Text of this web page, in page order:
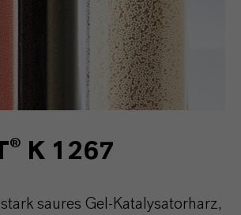
K 1267
saures Gel-Katalysatorharz,